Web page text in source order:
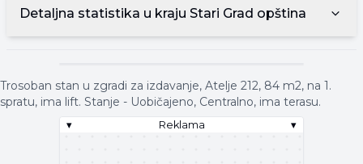
Detaljna statistika u kraju Stari Grad opština
Trosoban stan u zgradi za izdavanje, Atelje 212, 84 m2, na 1.
spratu, ima lift. Stanje - Uobičajeno, Centralno, ima terasu.
▾ Reklama ▾
▾ Reklama ▾